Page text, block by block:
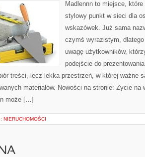
Madlennn to miejsce,
stylowy punkt w sieci dla
wskazówek. Już sama
czymś wyrazistym,
uwagę użytkowników,
podejście do
treści, lecz lekka przestrzeń, w której ważne
materiałów. Nowości na stronie: Życie na
może […]
NIERUCHOMOŚCI